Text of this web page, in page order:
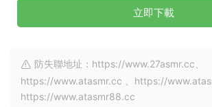
立即下載
防失聯地址：https://www.27asmr.cc、
https://www.atasmr.cc 、https://
https://www.atasmr88.cc